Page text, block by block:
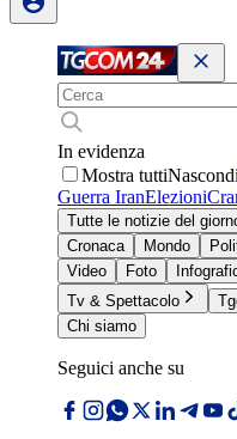
In evidenza
Mostra tuttiNascondi
Guerra IranElezioni
Tutte le notizie del
Cronaca
Mondo
Video
Foto
Tv & Spettacolo
Chi siamo
Seguici anche su